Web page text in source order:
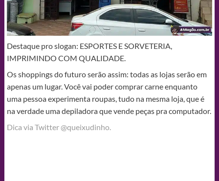
Destaque pro slogan: ESPORTES E SORVETERIA,
IMPRIMINDO COM QUALIDADE.
Os shoppings do futuro serão assim: todas as lojas serão em
apenas um lugar. Você vai poder comprar carne enquanto
uma pessoa experimenta roupas, tudo na mesma loja, que é
na verdade uma depiladora que vende peças pra computador.
Dica via Twitter @queixudinho.